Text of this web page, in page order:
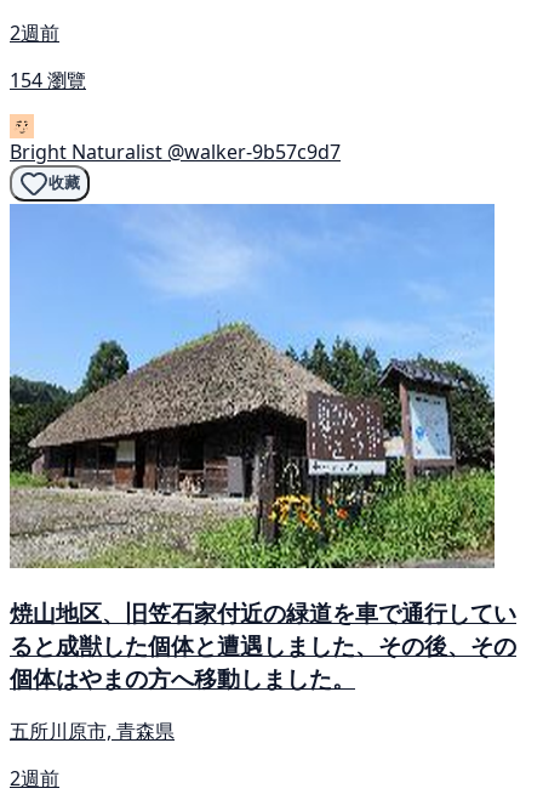
2週前
154 瀏覽
Bright Naturalist @walker-9b57c9d7
收藏
焼山地区、旧笠石家付近の緑道を車で通行してい
ると成獣した個体と遭遇しました、その後、その
個体はやまの方へ移動しました。
五所川原市, 青森県
2週前